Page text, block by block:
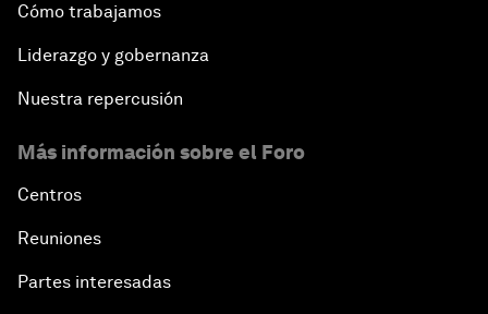
Cómo trabajamos
Liderazgo y gobernanza
Nuestra repercusión
Más información sobre el Foro
Centros
Reuniones
Partes interesadas